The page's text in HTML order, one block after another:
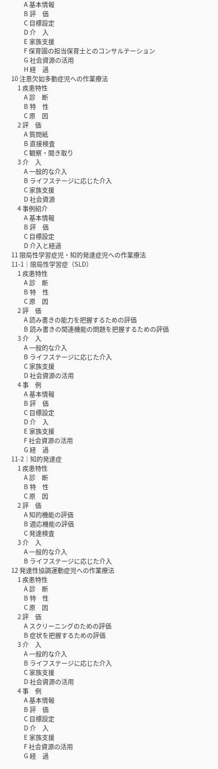
A 基本情報
B 評 価
C 目標設定
D 介 入
E 家族支援
F 保育園の担当保育士とのコンサルテーション
G 社会資源の活用
H 経 過
10 注意欠如多動症児への作業療法
1 疾患特性
A 診 断
B 特 性
C 原 因
2 評 価
A 質問紙
B 直接検査
C 観察・聞き取り
3 介 入
A 一般的な介入
B ライフステージに応じた介入
C 家族支援
D 社会資源
4 事例紹介
A 基本情報
B 評 価
C 目標設定
D 介入と経過
11 限局性学習症児・知的発達症児への作業療法
11-1｜限局性学習症（SLD）
1 疾患特性
A 診 断
B 特 性
C 原 因
2 評 価
A 読み書きの能力を把握するための評価
B 読み書きの関連機能の問題を把握するための評価
3 介 入
A 一般的な介入
B ライフステージに応じた介入
C 家族支援
D 社会資源の活用
4 事 例
A 基本情報
B 評 価
C 目標設定
D 介 入
E 家族支援
F 社会資源の活用
G 経 過
11-2｜知的発達症
1 疾患特性
A 診 断
B 特 性
C 原 因
2 評 価
A 知的機能の評価
B 適応機能の評価
C 発達検査
3 介 入
A 一般的な介入
B ライフステージに応じた介入
12 発達性協調運動症児への作業療法
1 疾患特性
A 診 断
B 特 性
C 原 因
2 評 価
A スクリーニングのための評価
B 症状を把握するための評価
3 介 入
A 一般的な介入
B ライフステージに応じた介入
C 家族支援
D 社会資源の活用
4 事 例
A 基本情報
B 評 価
C 目標設定
D 介 入
E 家族支援
F 社会資源の活用
G 経 過